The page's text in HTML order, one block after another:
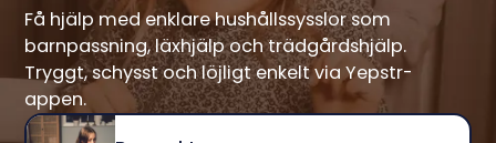
Få hjälp med enklare hushållssysslor som
barnpassning, läxhjälp och trädgårdshjälp.
Tryggt, schysst och löjligt enkelt via Yepstr-
appen.